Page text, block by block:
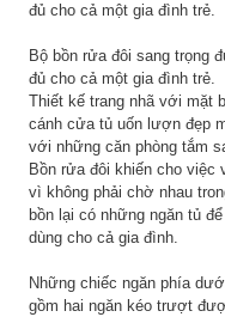
đủ cho cả một gia đình trẻ.
Bộ bồn rửa đôi sang trọng
đủ cho cả một gia đình trẻ.
Thiết kế trang nhã với mặt
cánh cửa tủ uốn lượn đẹp
với những căn phòng tắm
Bồn rửa đôi khiến cho việc
vì không phải chờ nhau
bồn lại có những ngăn tủ
dùng cho cả gia đình.
Những chiếc ngăn phía
gồm hai ngăn kéo trượt